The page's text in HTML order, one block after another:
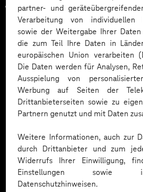
partner- und
Verarbeitung von individuellen
sowie der Weitergabe Ihrer
die zum Teil Ihre Daten in
europäischen Union verarbeiten
Die Daten werden für Analysen,
Ausspielung von
Werbung auf Seiten der
Drittanbieterseiten sowie zu
Partnern genutzt und mit Daten
Weitere Informationen, auch zur
durch Drittanbieter und zum
Widerrufs Ihrer Einwilligung,
Einstellungen sowie
Datenschutzhinweisen.
vertrauen auf
Expertise. Hier